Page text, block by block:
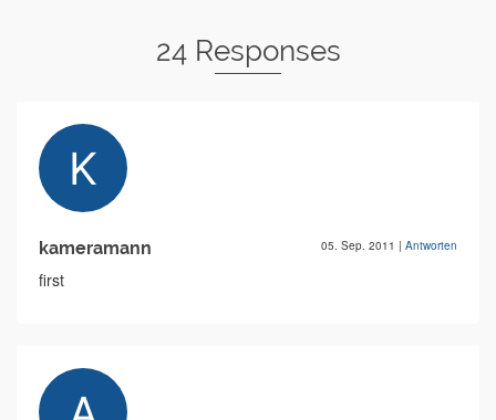
24 Responses
kameramann 05. Sep. 2011 | Antworten
first